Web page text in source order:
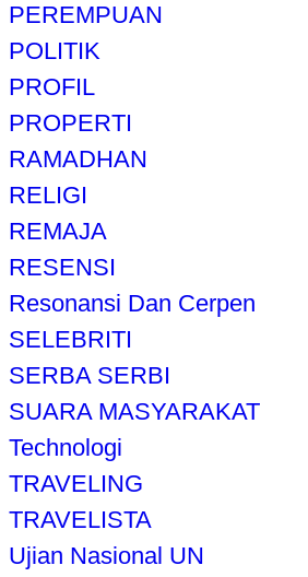
PEREMPUAN
POLITIK
PROFIL
PROPERTI
RAMADHAN
RELIGI
REMAJA
RESENSI
Resonansi Dan Cerpen
SELEBRITI
SERBA SERBI
SUARA MASYARAKAT
Technologi
TRAVELING
TRAVELISTA
Ujian Nasional UN